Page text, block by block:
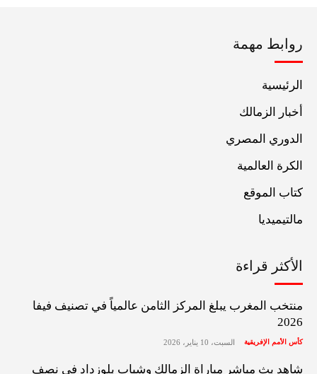
روابط مهمة
الرئيسية
أخبار الزمالك
الدوري المصري
الكرة العالمية
كتاب الموقع
مالتيميديا
الأكثر قراءة
منتخب المغرب يبلغ المركز الثامن عالمياً في تصنيف فيفا
2026
كأس الأمم الإفريقية السبت، 10 يناير، 2026
شاهد بث مباشر مباراة الزمالك وشباب بلوزداد في نصف